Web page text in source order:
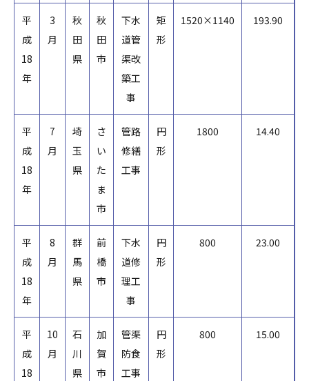
平
成
18
年
3
月
秋
田
県
秋
田
市
下水
道管
渠改
築工
事
矩
形
1520×1140 193.90
平
成
18
年
7
月
埼
玉
県
さ
い
た
ま
市
管路
修繕
工事
円
形
1800 14.40
平
成
18
年
8
月
群
馬
県
前
橋
市
下水
道修
理工
事
円
形
800 23.00
平
成
18
10
月
石
川
県
加
賀
市
管渠
防食
工事
円
形
800 15.00